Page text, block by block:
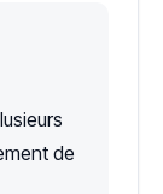
de